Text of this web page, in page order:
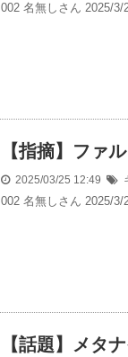
002 名無しさん 2025/
【指摘】ファ
2025/03/25 12:49
002 名無しさん 2025/
【話題】メタ